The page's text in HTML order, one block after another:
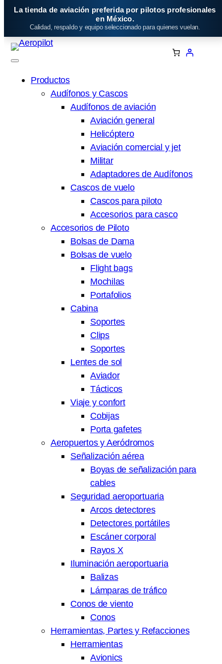
Saltar
La tienda de aviación preferida por pilotos profesionales
en México.
Calidad, respaldo y equipo seleccionado para quienes vuelan.
Productos
Audífonos y Cascos
Audífonos de aviación
Aviación general
Helicóptero
Aviación comercial y jet
Militar
Adaptadores de Audífonos
Cascos de vuelo
Cascos para piloto
Accesorios para casco
Accesorios de Piloto
Bolsas de Dama
Bolsas de vuelo
Flight bags
Mochilas
Portafolios
Cabina
Soportes
Clips
Soportes
Lentes de sol
Aviador
Tácticos
Viaje y confort
Cobijas
Porta gafetes
Aeropuertos y Aeródromos
Señalización aérea
Boyas de señalización para
cables
Seguridad aeroportuaria
Arcos detectores
Detectores portátiles
Escáner corporal
Rayos X
Iluminación aeroportuaria
Balizas
Lámparas de tráfico
Conos de viento
Conos
Herramientas, Partes y Refacciones
Herramientas
Avionics